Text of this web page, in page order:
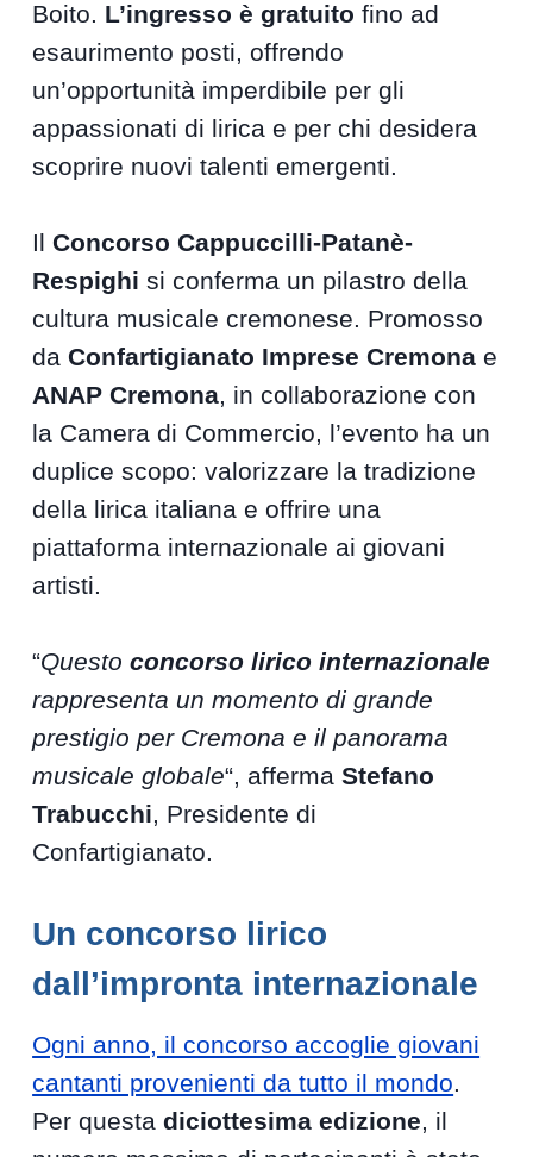
Boito. L’ingresso è gratuito fino ad
esaurimento posti, offrendo
un’opportunità imperdibile per gli
appassionati di lirica e per chi desidera
scoprire nuovi talenti emergenti.
IlConcorso Cappuccilli-Patanè-
Respighi si conferma un pilastro della
cultura musicale cremonese. Promosso
daConfartigianato Imprese Cremona e
ANAP Cremona, in collaborazione con
la Camera di Commercio, l’evento ha un
duplice scopo: valorizzare la tradizione
della lirica italiana e offrire una
piattaforma internazionale ai giovani
artisti.
“Questoconcorso lirico internazionale
rappresenta un momento di grande
prestigio per Cremona e il panorama
musicale globale“, affermaStefano
Trabucchi, Presidente di
Confartigianato.
Un concorso lirico
dall’impronta internazionale
Ogni anno, il concorso accoglie giovani
cantanti provenienti da tutto il mondo.
Per questadiciottesima edizione, il